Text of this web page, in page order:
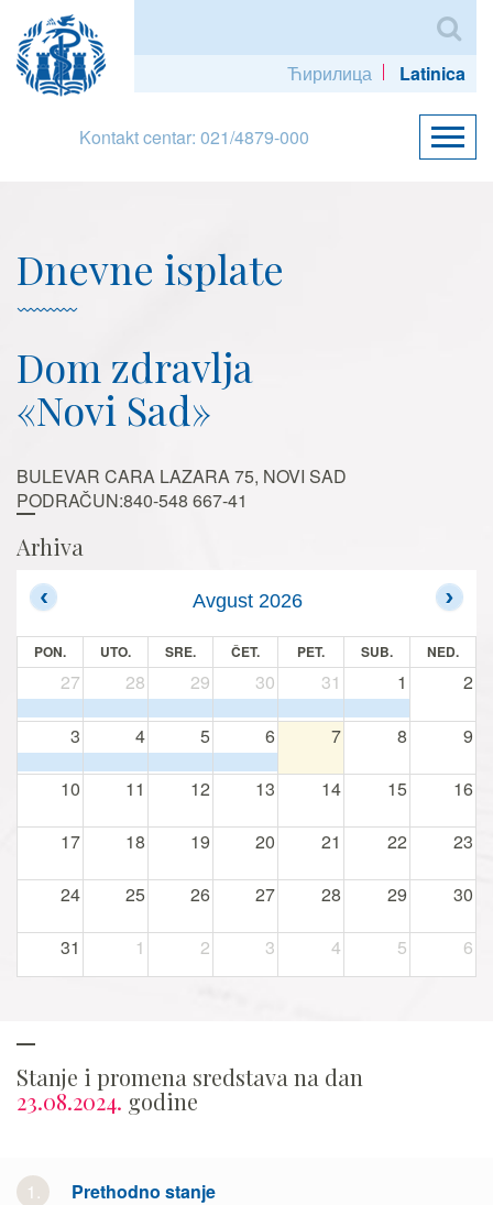
Ћирилица Latinica
Kontakt centar: 021/4879-000
Dnevne isplate
Dom zdravlja
«Novi Sad»
BULEVAR CARA LAZARA 75, NOVI SAD
PODRAČUN:840-548 667-41
Arhiva
Avgust 2026
PON. UTO. SRE. ČET. PET. SUB. NED.
27 28 29 30 31 1 2
3 4 5 6 7 8 9
10 11 12 13 14 15 16
17 18 19 20 21 22 23
24 25 26 27 28 29 30
31 1 2 3 4 5 6
Stanje i promena sredstava na dan
23.08.2024. godine
1. Prethodno stanje